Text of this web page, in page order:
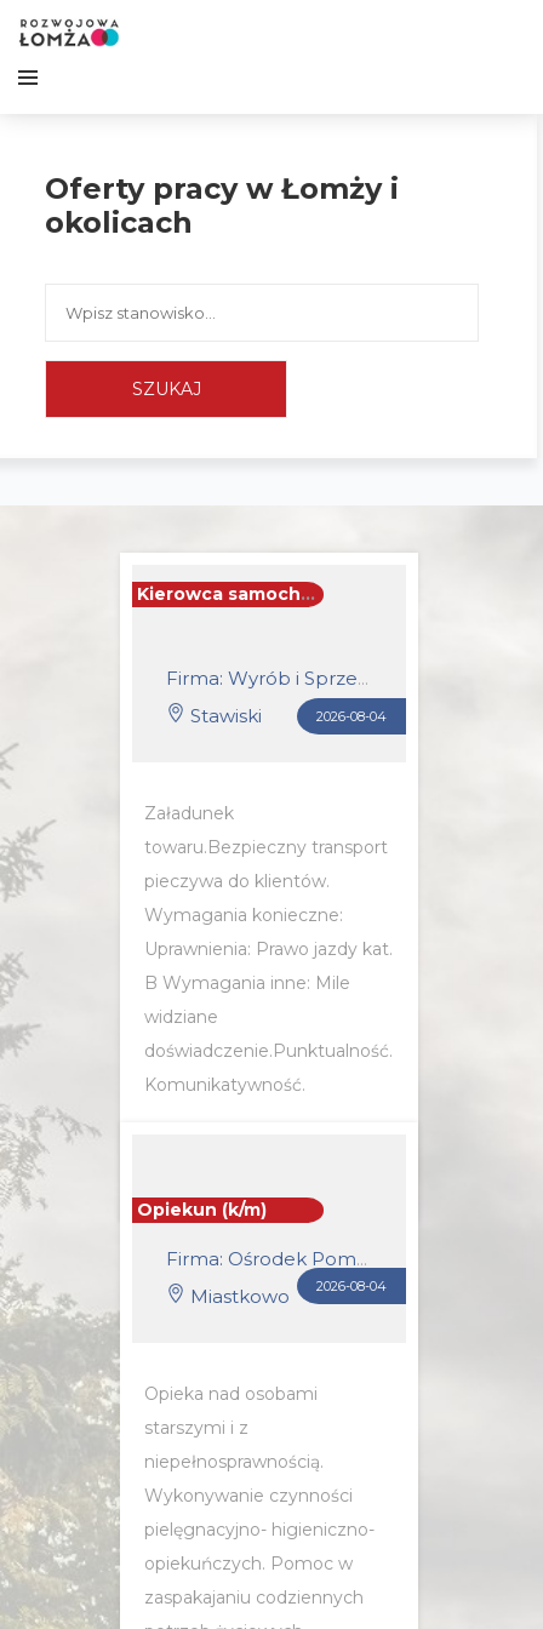
Oferty pracy w Łomży i
okolicach
Kierowca samochodu dostawczego (k/m)
Firma: Wyrób i Sprzedaż Pieczywa i Wyrobów Spożywczych S.C.RAFAŁ NERKOWSKI, TOMASZ CWALINA
Stawiski 2026-08-04
Załadunek
towaru.Bezpieczny transport
pieczywa do klientów.
Wymagania konieczne:
Uprawnienia: Prawo jazdy kat.
B Wymagania inne: Mile
widziane
doświadczenie.Punktualność.
Komunikatywność.
Opiekun (k/m)
Firma: Ośrodek Pomocy Społecznej w Miastkowie
Miastkowo 2026-08-04
Opieka nad osobami
starszymi i z
niepełnosprawnością.
Wykonywanie czynności
pielęgnacyjno- higieniczno-
opiekuńczych. Pomoc w
zaspakajaniu codziennych